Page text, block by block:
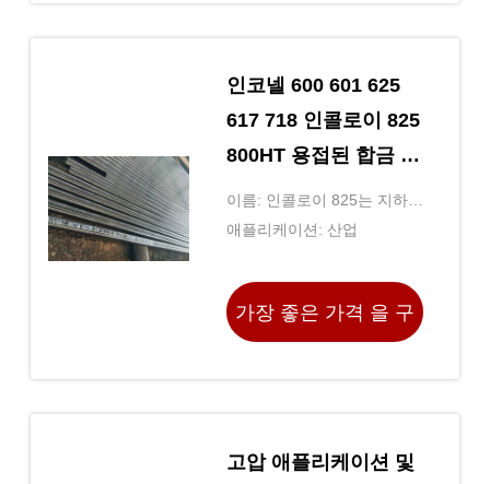
인코넬 600 601 625
617 718 인콜로이 825
800HT 용접된 합금 무
계목 강관
이름: 인콜로이 825는 지하철
을 탑니다
애플리케이션: 산업
가장 좋은 가격 을 구
고압 애플리케이션 및